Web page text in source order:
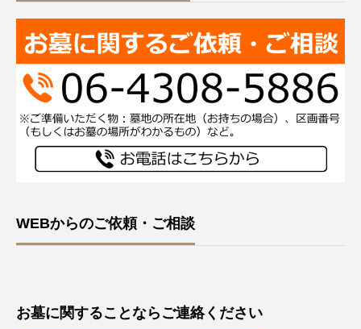
WEBからのご依頼・ご相談
お墓に関することならご連絡ください